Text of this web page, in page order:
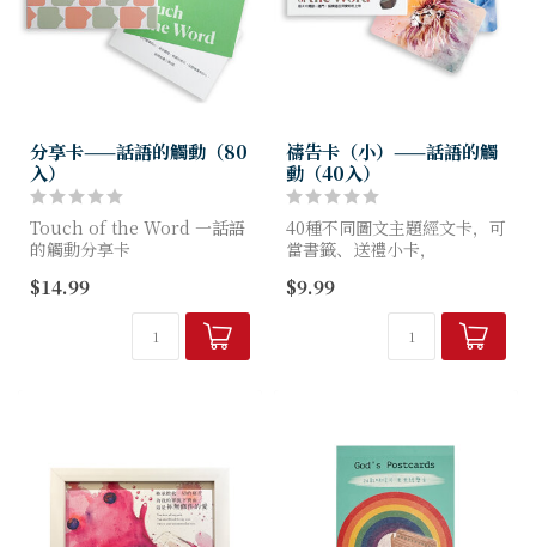
分享卡——話語的觸動（80
入）
Touch of the Word 一話語
的觸動分享卡
這套分享卡的目的是幫助人們
每張卡片上都有經文、關鍵詞
和圖像，讓人們感受到上帝的
$14.99
禱告卡（小）——話語的觸
動（40入）
40種不同圖文主題經文卡，可
當書籤、送禮小卡，
隨地提醒耶穌要對你我說的
$9.99